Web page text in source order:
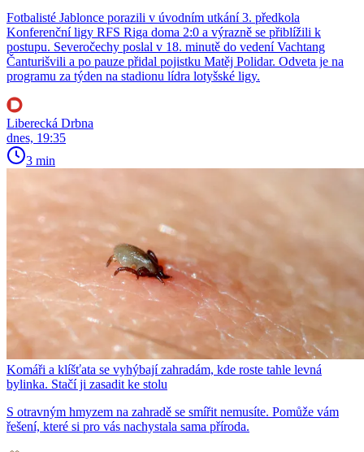
Fotbalisté Jablonce porazili v úvodním utkání 3. předkola
Konferenční ligy RFS Riga doma 2:0 a výrazně se přiblížili k
postupu. Severočechy poslal v 18. minutě do vedení Vachtang
Čanturišvili a po pauze přidal pojistku Matěj Polidar. Odveta je na
programu za týden na stadionu lídra lotyšské ligy.
Liberecká Drbna
dnes, 19:35
3 min
Komáři a klíšťata se vyhýbají zahradám, kde roste tahle levná
bylinka. Stačí ji zasadit ke stolu
S otravným hmyzem na zahradě se smířit nemusíte. Pomůže vám
řešení, které si pro vás nachystala sama příroda.